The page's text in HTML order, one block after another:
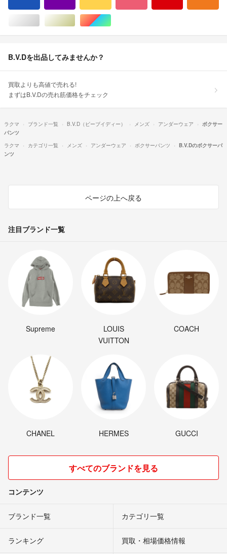
シルバー/銀色系ゴールド/金色系マルチカラー
B.V.Dを出品してみませんか？
買取よりも高値で売れる!
まずはB.V.Dの売れ筋価格をチェック
ラクマ ブランド一覧 B.V.D（ビーブイディー） メンズ アンダーウェア
ボクサー
パンツ
ラクマ
カテゴリ一覧 メンズ アンダーウェア ボクサーパンツ
B.V.Dのボクサーパ
ンツ
ページの上へ戻る
注目ブランド一覧
Supreme
LOUIS
VUITTON
COACH
CHANEL HERMES GUCCI
すべてのブランドを見る
コンテンツ
ブランド一覧 カテゴリ一覧
ランキング 買取・相場価格情報